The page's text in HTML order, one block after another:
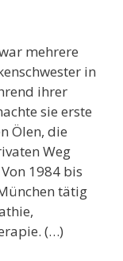
mehrere
in
ihrer
sie erste
Ölen, die
Weg
1984 bis
tätig
(…)